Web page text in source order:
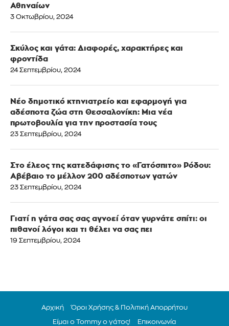
Αθηναίων
3 Οκτωβρίου, 2024
Σκύλος και γάτα: Διαφορές, χαρακτήρες και
φροντίδα
24 Σεπτεμβρίου, 2024
Νέο δημοτικό κτηνιατρείο και εφαρμογή για
αδέσποτα ζώα στη Θεσσαλονίκη: Μια νέα
πρωτοβουλία για την προστασία τους
23 Σεπτεμβρίου, 2024
Στο έλεος της κατεδάφισης το «Γατόσπιτο» Ρόδου:
Αβέβαιο το μέλλον 200 αδέσποτων γατών
23 Σεπτεμβρίου, 2024
Γιατί η γάτα σας σας αγνοεί όταν γυρνάτε σπίτι: οι
πιθανοί λόγοι και τι θέλει να σας πει
19 Σεπτεμβρίου, 2024
Αρχική Όροι Χρήσης & Πολιτική Απορρήτου
Είμαι ο Tommy ο γάτος! Επικοινωνία